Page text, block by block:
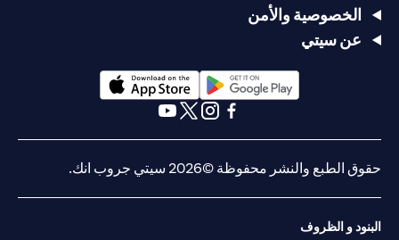
الخصوصية والأمن
عن سيتي
(opens in a new tab)
حقوق الطبع والنشر محفوظة ©2026 سيتي جروب انك.
البنود و الظروف